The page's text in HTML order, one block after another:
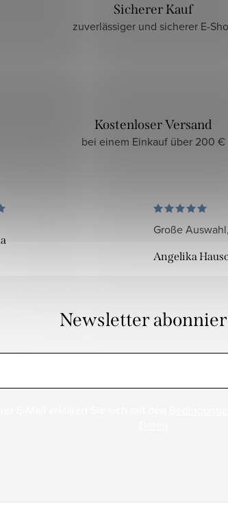
Sicherer Kauf
zuverlässiger und sicherer E-
Kostenloser Versand
bei einem Einkauf über 200 €
Große
Angelika
Newsletter